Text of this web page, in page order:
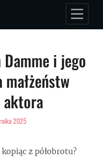
Damme i jego
aktora
2025
z półobrotu?